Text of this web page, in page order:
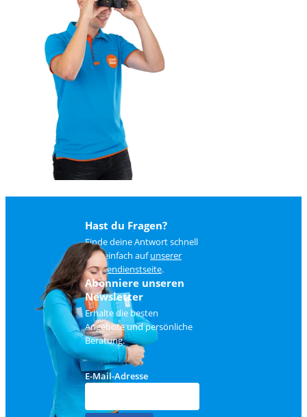
Hast du Fragen?
Finde deine Antwort schnell
und einfach aufunserer
Kundendienstseite.
Abonniere unseren
Newsletter
Erhalte die besten
Angebote und persönliche
Beratung.
E-Mail-Adresse